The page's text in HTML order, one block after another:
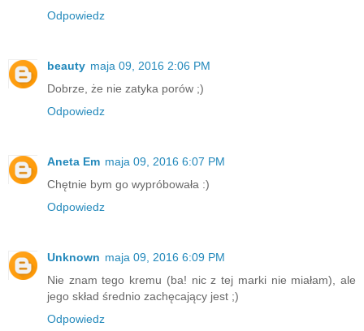
Odpowiedz
beauty maja 09, 2016 2:06 PM
Dobrze, że nie zatyka porów ;)
Odpowiedz
Aneta Em maja 09, 2016 6:07 PM
Chętnie bym go wypróbowała :)
Odpowiedz
Unknown maja 09, 2016 6:09 PM
Nie znam tego kremu (ba! nic z tej marki nie miałam), ale
jego skład średnio zachęcający jest ;)
Odpowiedz